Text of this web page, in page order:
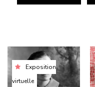
Exposition
virtuelle